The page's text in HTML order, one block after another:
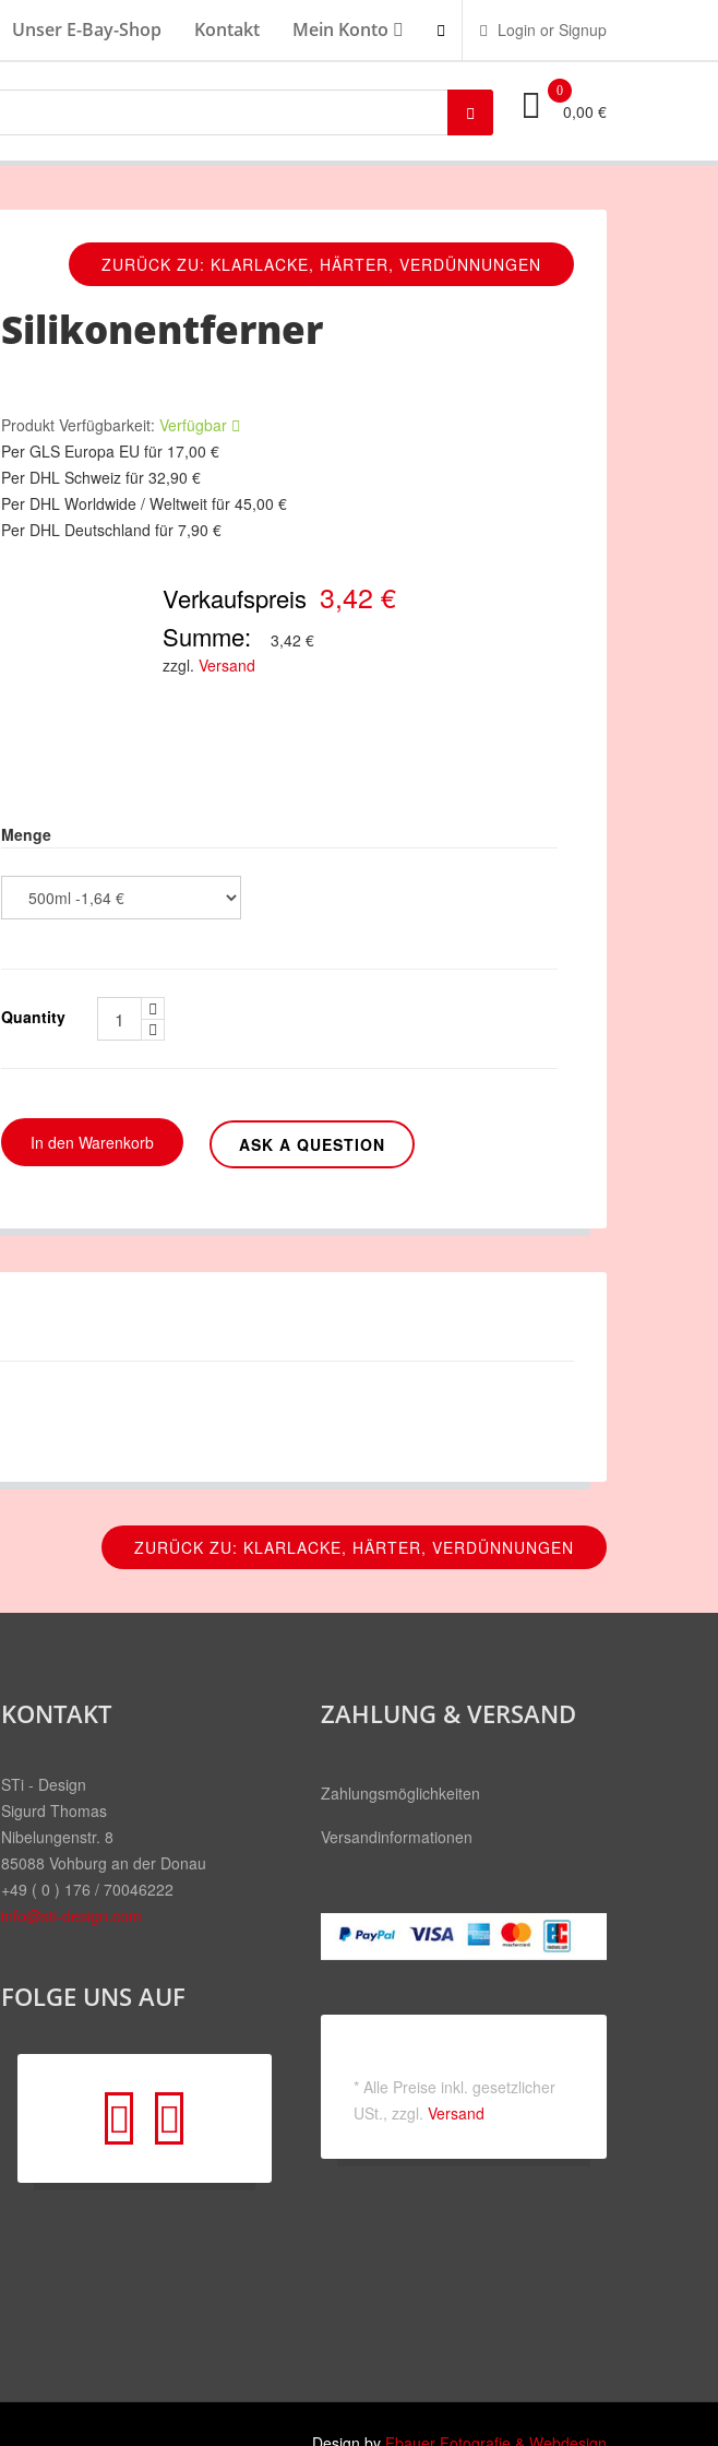
Unser E-Bay-Shop Kontakt Mein Konto Login or Signup
0
0,00 €
ZURÜCK ZU: KLARLACKE, HÄRTER, VERDÜNNUNGEN
Silikonentferner
Produkt Verfügbarkeit: Verfügbar
Per GLS Europa EU für 17,00 €
Per DHL Schweiz für 32,90 €
Per DHL Worldwide / Weltweit für 45,00 €
Per DHL Deutschland für 7,90 €
Verkaufspreis 3,42 €
Summe:
3,42 €
zzgl. Versand
Menge
Quantity
ASK A QUESTION
ZURÜCK ZU: KLARLACKE, HÄRTER, VERDÜNNUNGEN
KONTAKT
STi - Design
Sigurd Thomas
Nibelungenstr. 8
85088 Vohburg an der Donau
+49 ( 0 ) 176 / 70046222
info@sti-design.com
FOLGE UNS AUF
fa-
facebook-
fa-
youtube
ZAHLUNG & VERSAND
Zahlungsmöglichkeiten
Versandinformationen
*Alle Preise inkl. gesetzlicher
USt., zzgl. Versand